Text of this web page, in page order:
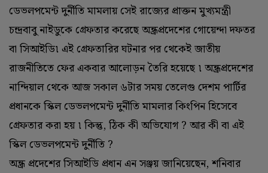
ডেভলপমেন্ট দুর্নীতি মামলায় সেই রাজ্যের প্রাক্তন মুখ্যমন্ত্রী
চন্দ্রবাবু নাইডুকে গ্রেফতার করেছে অন্ধ্রপ্রদেশের গোয়েন্দা দফতর
বা সিআইডি৷ এই গ্রেফতারির ঘটনার পর থেকেই জাতীয়
রাজনীতিতে ফের একবার আলোড়ন তৈরি হয়েছে ৷ অন্ধ্রপ্রদেশের
নান্দিয়াল থেকে আজ সকাল ৬টার সময় তেলেগু দেশম পার্টির
প্রধানকে স্কিল ডেভলপমেন্ট দুর্নীতি মামলার কিংপিন হিসেবে
গ্রেফতার করা হয় ৷ কিন্তু, ঠিক কী অভিযোগ ? আর কী বা এই
স্কিল ডেভলপমেন্ট দুর্নীতি ?
অন্ধ্র প্রদেশের সিআইডি প্রধান এন সঞ্জয় জানিয়েছেন, শনিবার